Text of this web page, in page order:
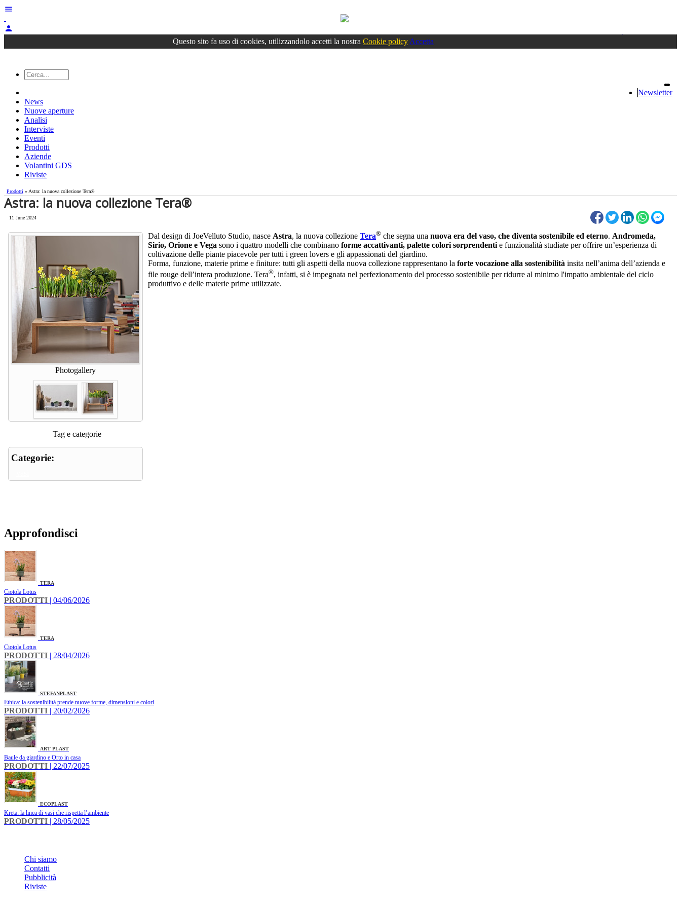
menu
person
Accedioppure registrati
Questo sito fa uso di cookies, utilizzandolo accetti la nostra Cookie policy Accetta
Newsletter
News
Nuove aperture
Analisi
Interviste
Eventi
Prodotti
Aziende
Volantini GDS
Riviste
Prodotti » Astra: la nuova collezione Tera®
Astra: la nuova collezione Tera®
11 June 2024
Photogallery
Tag e categorie
Categorie:
Dal design di JoeVelluto Studio, nasce Astra, la nuova collezione Tera® che segna una nuova era del vaso, che diventa sostenibile ed eterno. Andromeda,
Sirio, Orione e Vega sono i quattro modelli che combinano forme accattivanti, palette colori sorprendenti e funzionalità studiate per offrire un’esperienza di
coltivazione delle piante piacevole per tutti i green lovers e gli appassionati del giardino.
Forma, funzione, materie prime e finiture: tutti gli aspetti della nuova collezione rappresentano la forte vocazione alla sostenibilità insita nell’anima dell’azienda e
file rouge dell’intera produzione. Tera®, infatti, si è impegnata nel perfezionamento del processo sostenibile per ridurre al minimo l'impatto ambientale del ciclo
produttivo e delle materie prime utilizzate.
Approfondisci
TERA
Ciotola Lotus
PRODOTTI | 04/06/2026
TERA
Ciotola Lotus
PRODOTTI | 28/04/2026
STEFANPLAST
Ethica: la sostenibilità prende nuove forme, dimensioni e colori
PRODOTTI | 20/02/2026
ART PLAST
Baule da giardino e Orto in casa
PRODOTTI | 22/07/2025
ECOPLAST
Kreta: la linea di vasi che rispetta l’ambiente
PRODOTTI | 28/05/2025
Chi siamo
Contatti
Pubblicità
Riviste